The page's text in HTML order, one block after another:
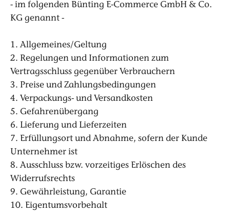
- im folgenden Bünting E-Commerce GmbH & Co.
KG genannt -
1. Allgemeines/Geltung
2. Regelungen und Informationen zum
Vertragsschluss gegenüber Verbrauchern
3. Preise und Zahlungsbedingungen
4. Verpackungs- und Versandkosten
5. Gefahrenübergang
6. Lieferung und Lieferzeiten
7. Erfüllungsort und Abnahme, sofern der Kunde
Unternehmer ist
8. Ausschluss bzw. vorzeitiges Erlöschen des
Widerrufsrechts
9. Gewährleistung, Garantie
10. Eigentumsvorbehalt